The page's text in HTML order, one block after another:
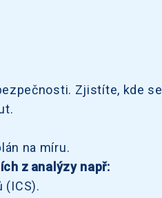
Zjistíte, kde se
na míru.
z analýzy např:
(ICS).